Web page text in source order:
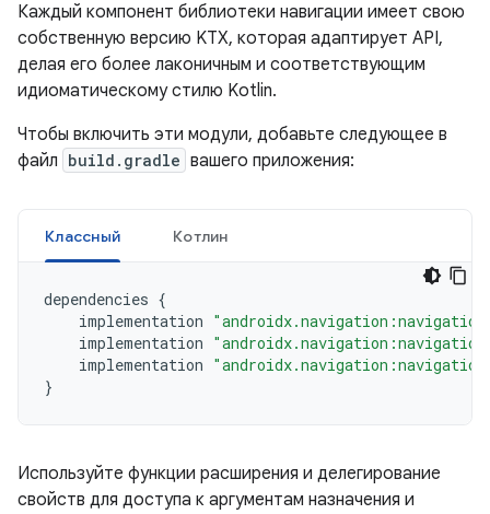
Каждый компонент библиотеки навигации имеет свою
собственную версию KTX, которая адаптирует API,
делая его более лаконичным и соответствующим
идиоматическому стилю Kotlin.
Чтобы включить эти модули, добавьте следующее в
файл build.gradle вашего приложения:
Классный Котлин
dependencies {
implementation
implementation
implementation
}
Используйте функции расширения и делегирование
свойств для доступа к аргументам назначения и